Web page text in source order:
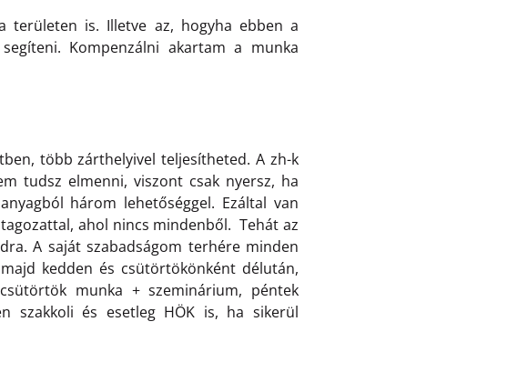
területen is. Illetve az, hogyha ebben a
Kompenzálni akartam a munka
több zárthelyivel teljesítheted. A zh-k
tudsz elmenni, viszont csak nyersz, ha
három lehetőséggel. Ezáltal van
ahol nincs mindenből. Tehát az
A saját szabadságom terhére minden
kedden és csütörtökönként délután,
munka + szeminárium, péntek
szakkoli és esetleg HÖK is, ha sikerül